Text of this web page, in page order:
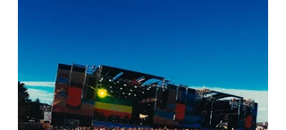
Centro Cultural Estación Mapocho, espacio
que albergará durante dos jornadas una
pro